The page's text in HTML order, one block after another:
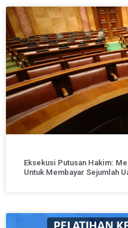
Eksekusi Putusan Hakim:
Untuk Membayar Sejumlah